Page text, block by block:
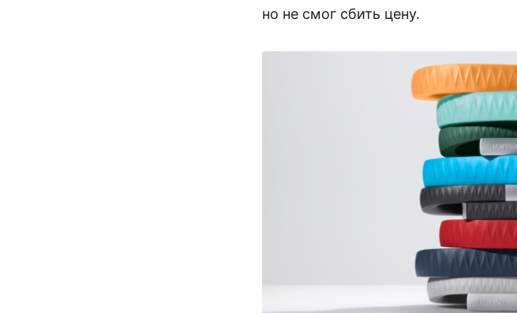
но не смог сбить цену.